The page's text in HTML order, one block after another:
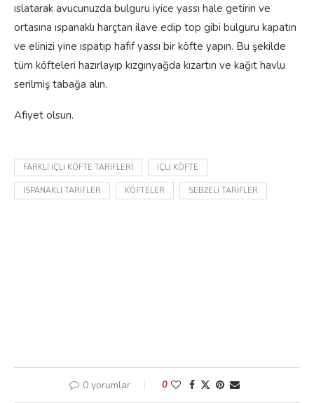
ıslatarak avucunuzda bulguru iyice yassı hale getirin ve
ortasına ıspanaklı harçtan ilave edip top gibi bulguru kapatın
ve elinizi yine ıspatıp hafif yassı bir köfte yapın. Bu şekilde
tüm köfteleri hazırlayıp kızgınyağda kızartın ve kağıt havlu
serilmiş tabağa alın.
Afiyet olsun.
FARKLI IÇLI KÖFTE TARIFLERI IÇLI KÖFTE
ISPANAKLI TARIFLER KÖFTELER SEBZELI TARIFLER
0 yorumlar 0